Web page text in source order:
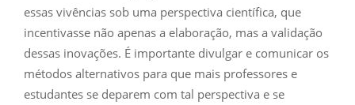
essas vivências sob uma perspectiva científica, que
incentivasse não apenas a elaboração, mas a validação
dessas inovações. É importante divulgar e comunicar os
métodos alternativos para que mais professores e
estudantes se deparem com tal perspectiva e se